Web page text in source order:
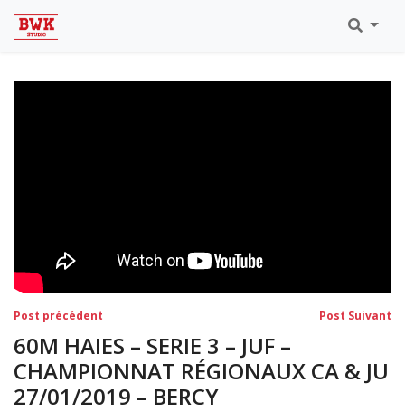
Eaubonne 2019
Navigation
de
l’article
Post précédent Post Suivant
60M HAIES – SERIE 3 – JUF –
CHAMPIONNAT RÉGIONAUX CA & JU
27/01/2019 – BERCY